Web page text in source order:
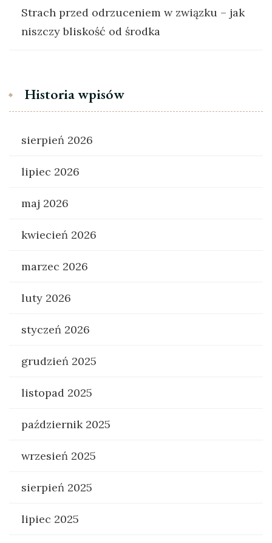
Strach przed odrzuceniem w związku – jak
niszczy bliskość od środka
Historia wpisów
sierpień 2026
lipiec 2026
maj 2026
kwiecień 2026
marzec 2026
luty 2026
styczeń 2026
grudzień 2025
listopad 2025
październik 2025
wrzesień 2025
sierpień 2025
lipiec 2025